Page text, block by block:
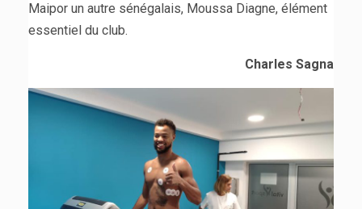
Maipor un autre sénégalais, Moussa Diagne, élément
essentiel du club.
Charles Sagna